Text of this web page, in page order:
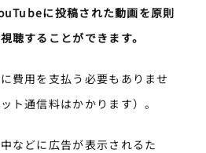
に投稿された動画を原則
聴することができます。
費用を支払う必要もありませ
ト通信料はかかります）。
などに広告が表示されるた